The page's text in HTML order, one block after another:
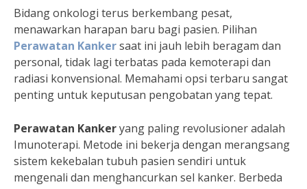
Bidang onkologi terus berkembang pesat,
menawarkan harapan baru bagi pasien. Pilihan
Perawatan Kankersaat ini jauh lebih beragam dan
personal, tidak lagi terbatas pada kemoterapi dan
radiasi konvensional. Memahami opsi terbaru sangat
penting untuk keputusan pengobatan yang tepat.
Perawatan Kankeryang paling revolusioner adalah
Imunoterapi. Metode ini bekerja dengan merangsang
sistem kekebalan tubuh pasien sendiri untuk
mengenali dan menghancurkan sel kanker. Berbeda